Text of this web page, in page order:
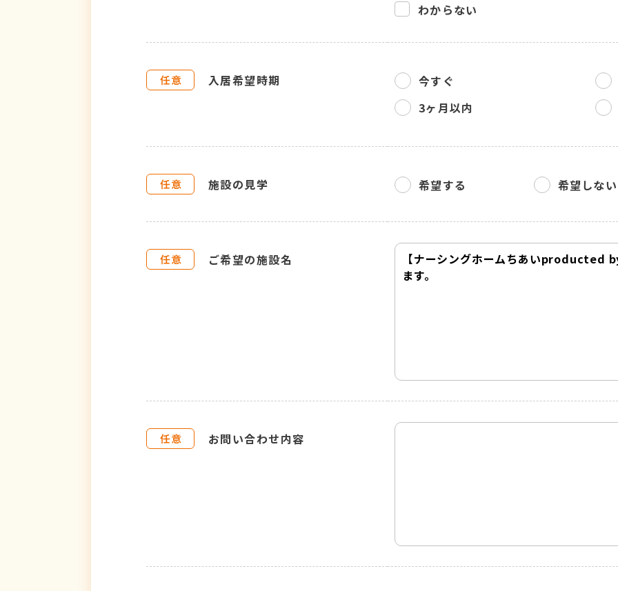
わからない
入居希望時期
今すぐ
3ヶ月以内
施設の見学 希望する 希望しない
ご希望の施設名
お問い合わせ内容